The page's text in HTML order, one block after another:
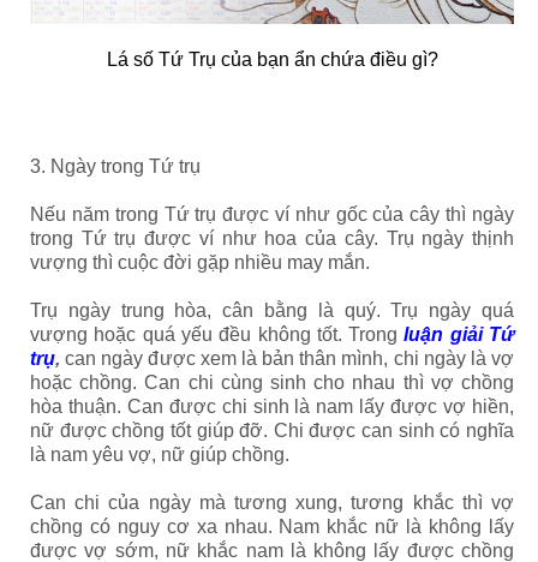
Lá số Tứ Trụ của bạn ẩn chứa điều gì?
3. Ngày trong Tứ trụ
Nếu năm trong Tứ trụ được ví như gốc của cây thì ngày
trong Tứ trụ được ví như hoa của cây. Trụ ngày thịnh
vượng thì cuộc đời gặp nhiều may mắn.
Trụ ngày trung hòa, cân bằng là quý. Trụ ngày quá
vượng hoặc quá yếu đều không tốt. Trong luận giải Tứ
trụ, can ngày được xem là bản thân mình, chi ngày là vợ
hoặc chồng. Can chi cùng sinh cho nhau thì vợ chồng
hòa thuận. Can được chi sinh là nam lấy được vợ hiền,
nữ được chồng tốt giúp đỡ. Chi được can sinh có nghĩa
là nam yêu vợ, nữ giúp chồng.
Can chi của ngày mà tương xung, tương khắc thì vợ
chồng có nguy cơ xa nhau. Nam khắc nữ là không lấy
được vợ sớm, nữ khắc nam là không lấy được chồng